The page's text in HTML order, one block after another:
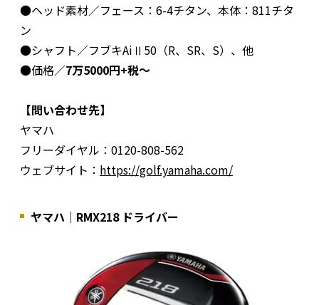
●ヘッド素材／フェース：6-4チタン、本体：811チタ
ン
●シャフト／フブキAiⅡ50（R、SR、S）、他
●価格／7万5000円+税～
【問い合わせ先】
ヤマハ
フリーダイヤル：0120-808-562
ウェブサイト： https://golf.yamaha.com/
ヤマハ｜RMX218 ドライバー